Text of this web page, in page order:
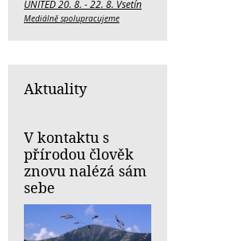
UNITED 20. 8. - 22. 8. Vsetín
Mediálně spolupracujeme
Aktuality
V kontaktu s
přírodou člověk
znovu nalézá sám
sebe